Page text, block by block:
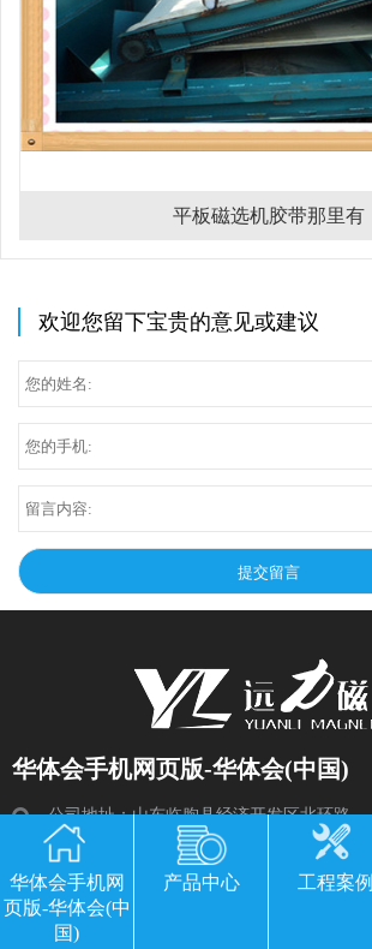
平板磁选机胶带那里有
欢迎您留下宝贵的意见或建议
华体会手机网页版-华体会(中国)
公司地址：山东临朐县经济开发区北环路
电话：13869611251 郭经理 微信同号
传真：0536-3435877
邮箱：2534224609@qq.com
华体会手机网
页版-华体会(中
国)
产品中心 工程案例